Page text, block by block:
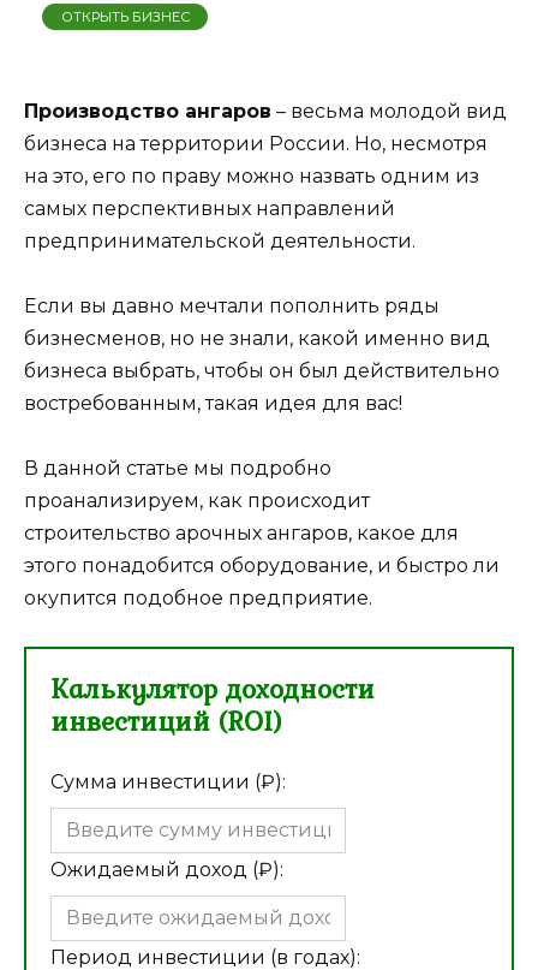
ОТКРЫТЬ БИЗНЕС
Производство ангаров – весьма молодой вид
бизнеса на территории России. Но, несмотря
на это, его по праву можно назвать одним из
самых перспективных направлений
предпринимательской деятельности.
Если вы давно мечтали пополнить ряды
бизнесменов, но не знали, какой именно вид
бизнеса выбрать, чтобы он был действительно
востребованным, такая идея для вас!
В данной статье мы подробно
проанализируем, как происходит
строительство арочных ангаров, какое для
этого понадобится оборудование, и быстро ли
окупится подобное предприятие.
Калькулятор доходности
инвестиций (ROI)
Сумма инвестиции (₽):
Ожидаемый доход (₽):
Период инвестиции (в годах):